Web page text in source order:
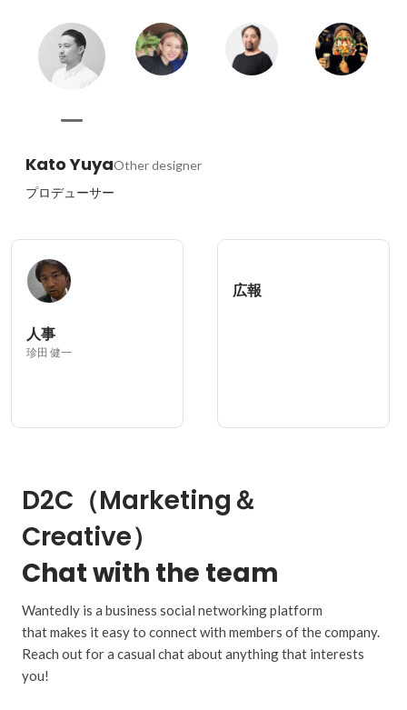
Kato YuyaOther designer
プロデューサー
人事
珍田 健一
広報
D2C（Marketing＆
Creative）
Chat with the team
Wantedly is a business social networking platform
that makes it easy to connect with members of the company.
Reach out for a casual chat about anything that interests
you!